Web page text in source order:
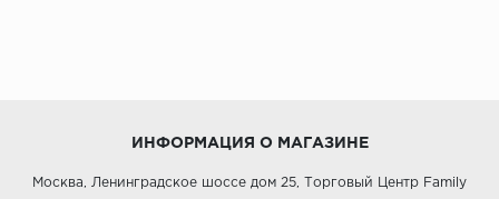
ИНФОРМАЦИЯ О МАГАЗИНЕ
Москва, Ленинградское шоссе дом 25, Торговый Центр Family